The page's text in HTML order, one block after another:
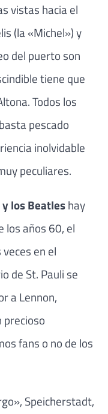
vistas hacia el
(la «Michel») y
del puerto son
tiene que
Todos los
pescado
inolvidable
peculiares.
los Beatleshay
los años 60, el
en el
de St. Pauli se
a Lennon,
precioso
fans o no de los
Speicherstadt,